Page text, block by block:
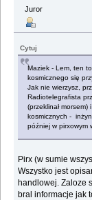
Juror
Cytuj
Maziek - Lem, ten
kosmicznego się
Jak nie wierzysz,
Radiotelegrafista
(przeklinał
kosmicznych -
później w pirxowym
Pirx (w sumie
Wszystko jest
handlowej. Zaloze
bral informacje jak